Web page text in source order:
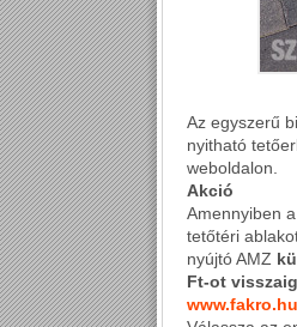
Az egyszerű
nyitható
weboldalon.
Akció
Amennyiben
tetőtéri
nyújtó AMZ
Ft-ot